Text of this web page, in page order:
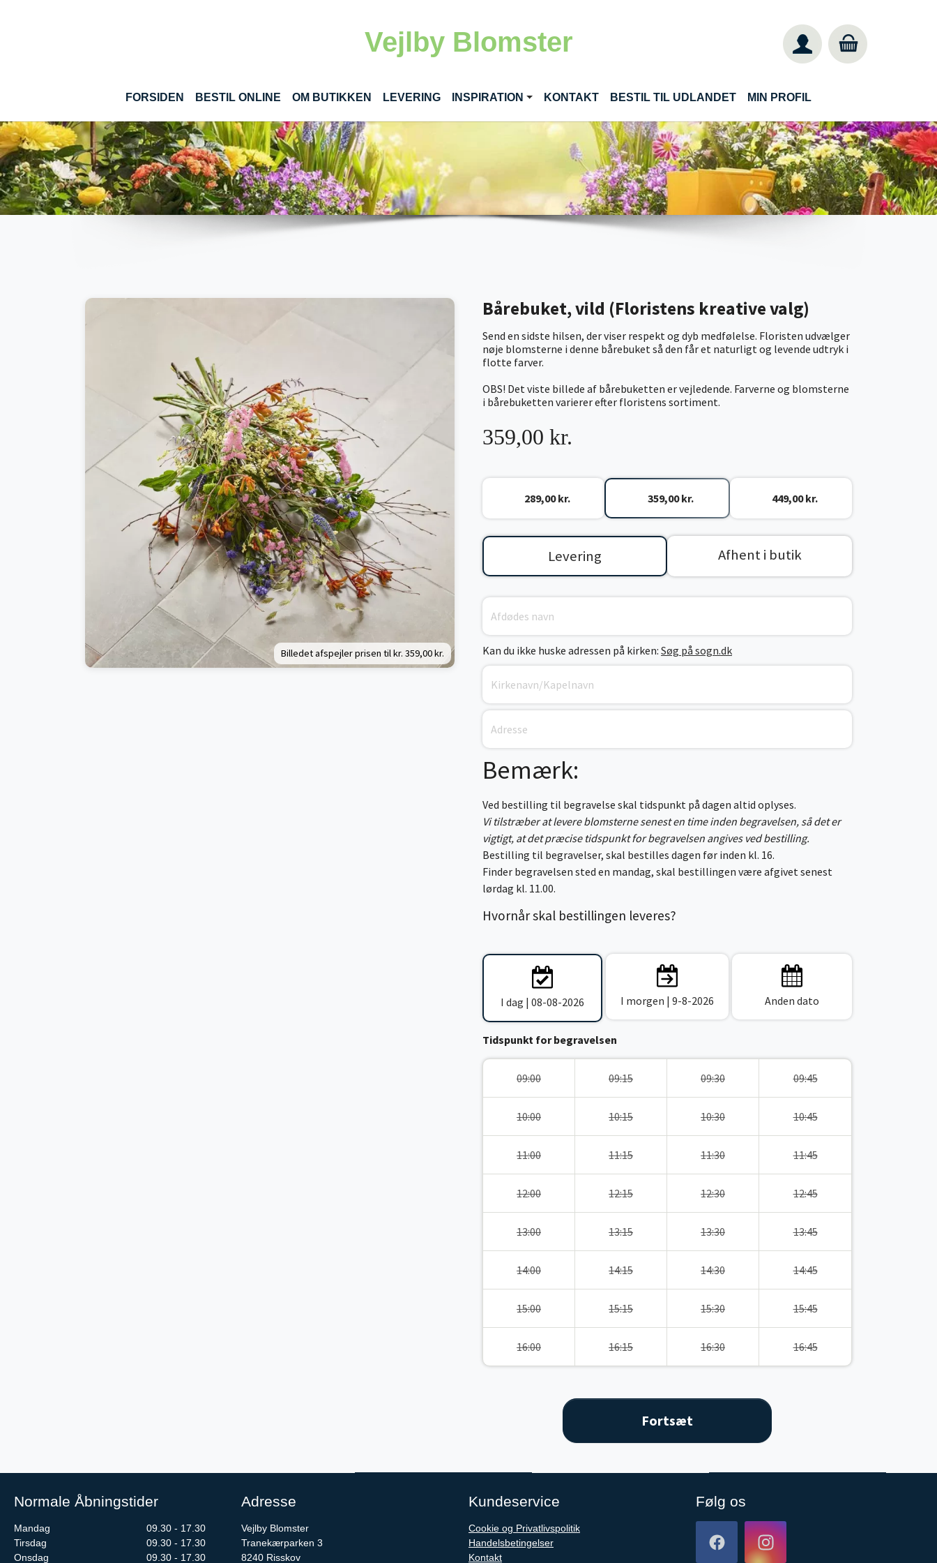
Vejlby Blomster
FORSIDEN BESTIL ONLINE(CURRENT)
OM BUTIKKEN LEVERING INSPIRATION KONTAKT BESTIL TIL UDLANDET MIN PROFIL
Billedet afspejler prisen til kr. 359,00 kr.
Bårebuket, vild (Floristens kreative valg)
Send en sidste hilsen, der viser respekt og dyb medfølelse. Floristen udvælger
nøje blomsterne i denne bårebuket så den får et naturligt og levende udtryk i
flotte farver.
OBS! Det viste billede af bårebuketten er vejledende. Farverne og blomsterne
i bårebuketten varierer efter floristens sortiment.
359,00 kr.
289,00 kr. 359,00 kr. 449,00 kr.
Levering Afhent i butik
Kan du ikke huske adressen på kirken: Søg på sogn.dk
Bemærk:
Ved bestilling til begravelse skal tidspunkt på dagen altid oplyses.
Vi tilstræber at levere blomsterne senest en time inden begravelsen, så det er
vigtigt, at det præcise tidspunkt for begravelsen angives ved bestilling.
Bestilling til begravelser, skal bestilles dagen før inden kl. 16.
Finder begravelsen sted en mandag, skal bestillingen være afgivet senest
lørdag kl. 11.00.
Hvornår skal bestillingen leveres?
I dag | 08-08-2026 I morgen | 9-8-2026 Anden dato
Tidspunkt for begravelsen
09:00 09:15 09:30 09:45
10:00 10:15 10:30 10:45
11:00 11:15 11:30 11:45
12:00 12:15 12:30 12:45
13:00 13:15 13:30 13:45
14:00 14:15 14:30 14:45
15:00 15:15 15:30 15:45
16:00 16:15 16:30 16:45
Normale Åbningstider
Mandag
09.30 - 17.30
Tirsdag
09.30 - 17.30
Onsdag
09.30 - 17.30
Adresse
Vejlby Blomster
Tranekærparken 3
8240 Risskov
Kundeservice
Cookie og Privatlivspolitik
Handelsbetingelser
Kontakt
Følg os